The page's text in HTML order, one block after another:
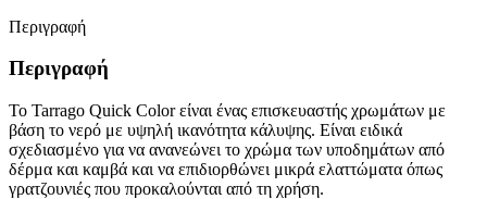
Περιγραφή
Περιγραφή
Το Tarrago Quick Color είναι ένας επισκευαστής χρωμάτων με
βάση το νερό με υψηλή ικανότητα κάλυψης. Είναι ειδικά
σχεδιασμένο για να ανανεώνει το χρώμα των υποδημάτων από
δέρμα και καμβά και να επιδιορθώνει μικρά ελαττώματα όπως
γρατζουνιές που προκαλούνται από τη χρήση.